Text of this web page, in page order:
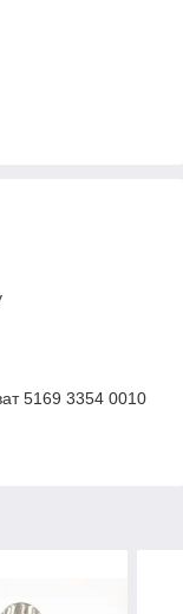
5169 3354 0010